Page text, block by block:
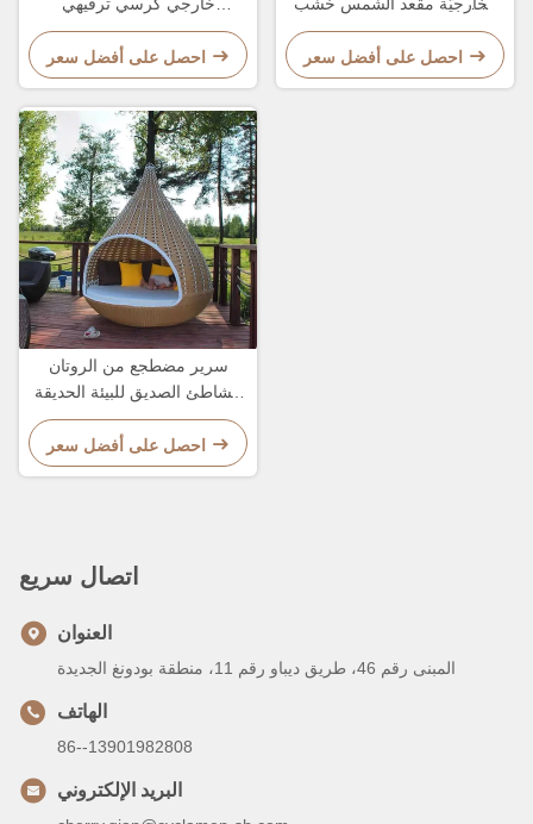
للاسترخاء سرير صالون للنوم
احصل على أفضل سعر
التيك النمط الحديث فندق حمام
سباحة مقعد صالة و سرير
احصل على أفضل سعر
سرير مضطجع من الروتان
للشاطئ الصديق للبيئة الحديقة
PE 2-3 شخص كرسي ترفيهي
احصل على أفضل سعر
اتصال سريع
العنوان
المبنى رقم 46، طريق ديباو رقم 11، منطقة بودونغ الجديدة
الهاتف
86--13901982808
البريد الإلكتروني